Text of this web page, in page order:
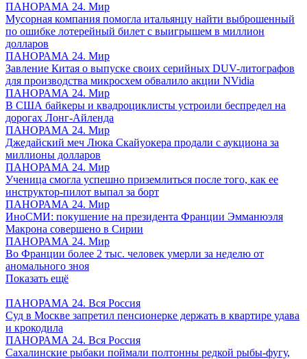
ПАНОРАМА 24. Мир
Мусорная компания помогла итальянцу найти выброшенный
по ошибке лотерейный билет с выигрышем в миллион
долларов
ПАНОРАМА 24. Мир
Завление Китая о выпуске своих серийных DUV-литографов
для производства микросхем обвалило акции NVidia
ПАНОРАМА 24. Мир
В США байкеры и квадроциклисты устроили беспредел на
дорогах Лонг-Айленда
ПАНОРАМА 24. Мир
Джедайский меч Люка Скайуокера продали с аукциона за
миллионы долларов
ПАНОРАМА 24. Мир
Ученица смогла успешно приземлиться после того, как ее
инструктор-пилот выпал за борт
ПАНОРАМА 24. Мир
ИноСМИ: покушение на президента Франции Эмманюэля
Макрона совершено в Сирии
ПАНОРАМА 24. Мир
Во Франции более 2 тыс. человек умерли за неделю от
аномального зноя
Показать ещё
ПАНОРАМА 24. Вся Россия
Суд в Москве запретил пенсионерке держать в квартире удава
и крокодила
ПАНОРАМА 24. Вся Россия
Сахалинские рыбаки поймали полтонны редкой рыбы-фугу,